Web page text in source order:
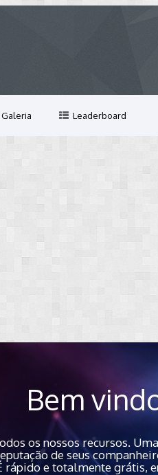
Galeria Leaderboard
Bem
os nossos recursos.
de seus
rápido e totalmente grátis,